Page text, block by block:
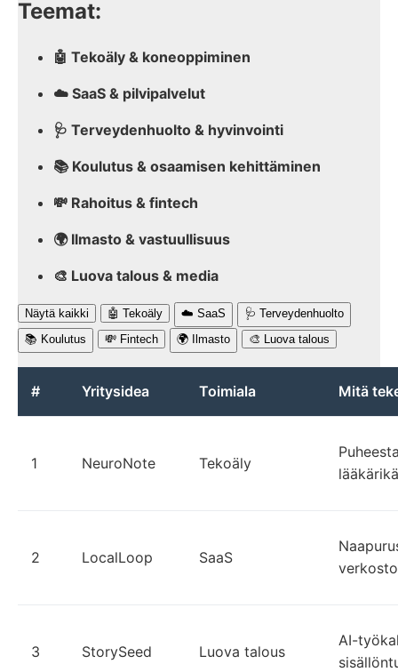
Teemat:
🤖 Tekoäly & koneoppiminen
☁️ SaaS & pilvipalvelut
🩺 Terveydenhuolto & hyvinvointi
📚 Koulutus & osaamisen kehittäminen
💸 Rahoitus & fintech
🌍 Ilmasto & vastuullisuus
🎨 Luova talous & media
Näytä kaikki 🤖 Tekoäly ☁️ SaaS
🩺 Terveydenhuolto
📚 Koulutus
💸 Fintech 🌍 Ilmasto 🎨 Luova talous
# Yritysidea Toimiala Mitä
1 NeuroNote Tekoäly
2 LocalLoop SaaS
3 StorySeed Luova talous
AI-